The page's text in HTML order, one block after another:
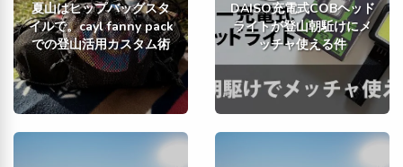
夏山はヒップバッグスタ
イルで。cayl fanny pack
での登山活用カスタム術
DAISO充電式COBヘッド
ライトが登山朝駈けにメ
ッチャ使える件